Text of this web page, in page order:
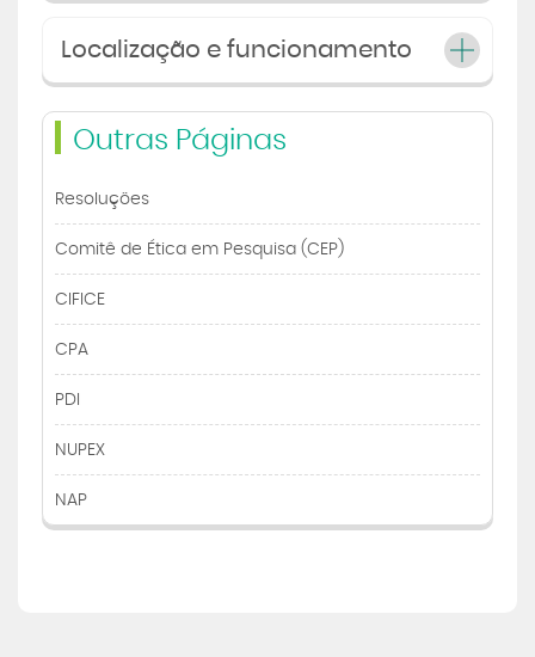
Localização e funcionamento
Outras Páginas
Resoluções
Comitê de Ética em Pesquisa (CEP)
CIFICE
CPA
PDI
NUPEX
NAP